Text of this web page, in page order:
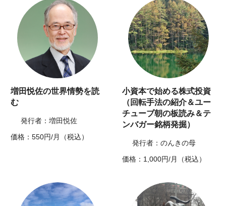
増田悦佐の世界情勢を読
む
発行者：増田悦佐
価格：550円/月（税込）
小資本で始める株式投資
（回転手法の紹介＆ユー
チューブ朝の板読み＆テ
ンバガー銘柄発掘）
発行者：のんきの母
価格：1,000円/月（税込）